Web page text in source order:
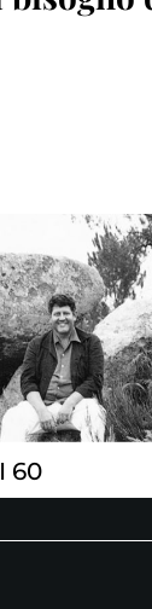
60